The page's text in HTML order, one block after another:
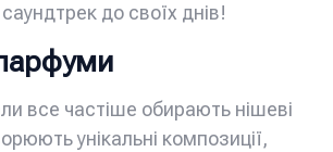
до своїх днів!
все частіше обирають нішеві
унікальні композиції,